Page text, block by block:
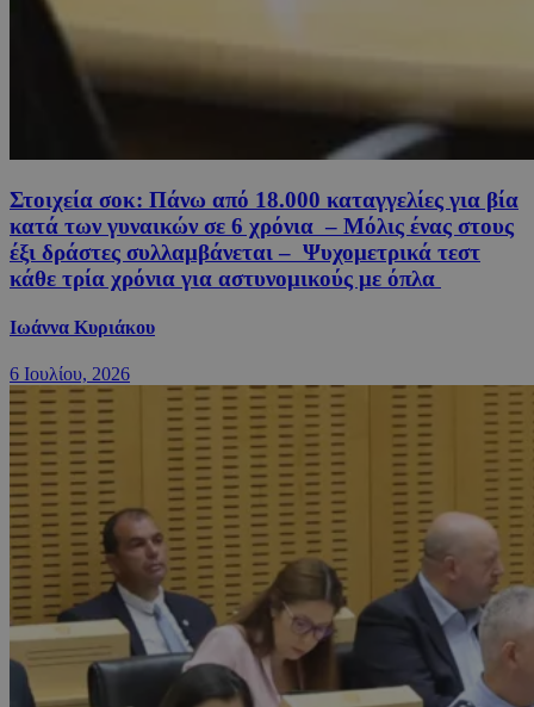
Στοιχεία σοκ: Πάνω από 18.000 καταγγελίες για βία
κατά των γυναικών σε 6 χρόνια – Μόλις ένας στους
έξι δράστες συλλαμβάνεται – Ψυχομετρικά τεστ
κάθε τρία χρόνια για αστυνομικούς με όπλα
Ιωάννα Κυριάκου
6 Ιουλίου, 2026